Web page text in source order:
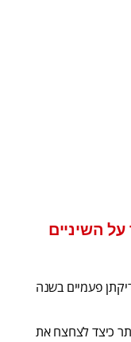
על השיניים
פעמיים בשנה
כיצד לצחצח את